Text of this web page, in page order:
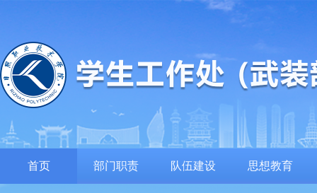
首页 部门职责 队伍建设 思想教育